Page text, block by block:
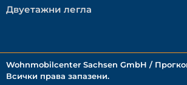
Двуетажни легла
Wohnmobilcenter Sachsen GmbH /
Всички права запазени.